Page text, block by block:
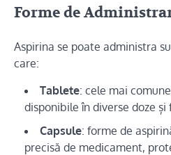
Forme de
Aspirina se poate administra
care:
Tablete: cele mai
disponibile în diverse doze
Capsule: forme de
precisă de medicament,